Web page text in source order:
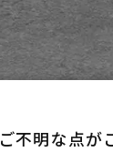
ご不明な点が